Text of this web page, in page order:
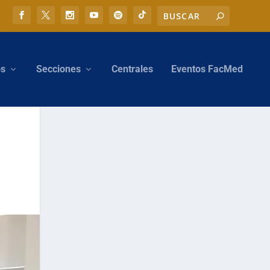
Secciones Centrales Eventos FacMed